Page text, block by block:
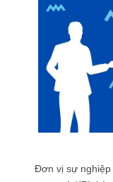
Đơn vị sự nghiệp